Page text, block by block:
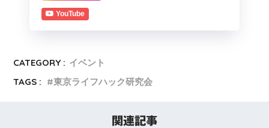
YouTube
CATEGORY : イベント
TAGS :
東京ライフハック研究会
関連記事